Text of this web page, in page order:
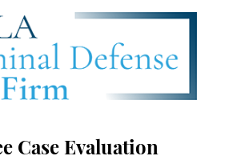
Case Evaluation